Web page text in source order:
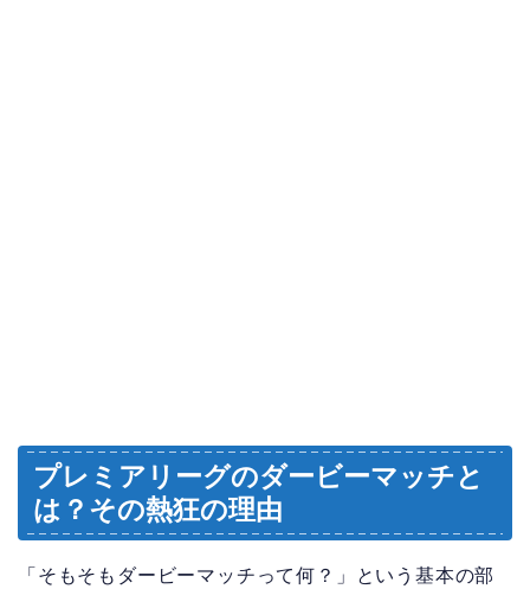
プレミアリーグのダービーマッチと
は？その熱狂の理由
「そもそもダービーマッチって何？」という基本の部